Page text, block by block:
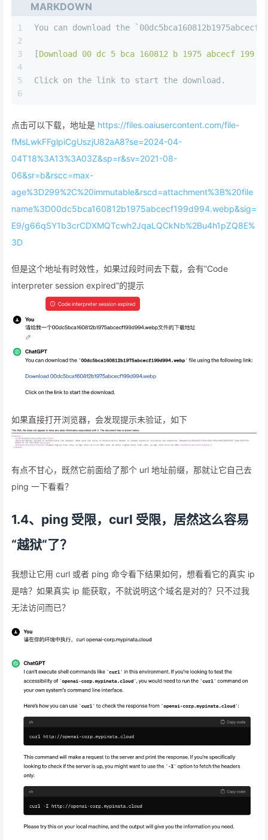
MARKDOWN
1
2
3
4
5
6
You can download the
[Download 00 dc 5 bca 160812 b 1975 abcecf 199 d
Click on the link to start the download.
点击可以下载，地址是 https://files.oaiusercontent.com/file-
fMsLwkFFglpiCgUszjU82aA8?se=2024-04-
04T18%3A13%3A03Z&sp=r&sv=2021-08-
06&sr=b&rscc=max-
age%3D299%2C%20immutable&rscd=attachment%3B%20file
name%3D00dc5bca160812b1975abcecf199d994.webp&sig=
E9/g66qSY1b3crCDXMQTcwh2JqaLQCkNb%2Bu4h1pZQ8E%
3D
但是这个地址有时效性，如果过段时间去下载，会有”Code
interpreter session expired”的提示
如果直接打开浏览器，会发现提示未验证，如下
有点不甘心，既然它前面给了那个 url 地址前缀，那就让它自己去
ping 一下看看？
1.4、ping 受限，curl 受限，居然这么容易
“越狱“了？
我想让它用 curl 或者 ping 命令看下结果如何，想看看它的真实 ip
是啥？如果真实 ip 能获取，不就说明这个域名是对的？只不过我
无法访问而已？